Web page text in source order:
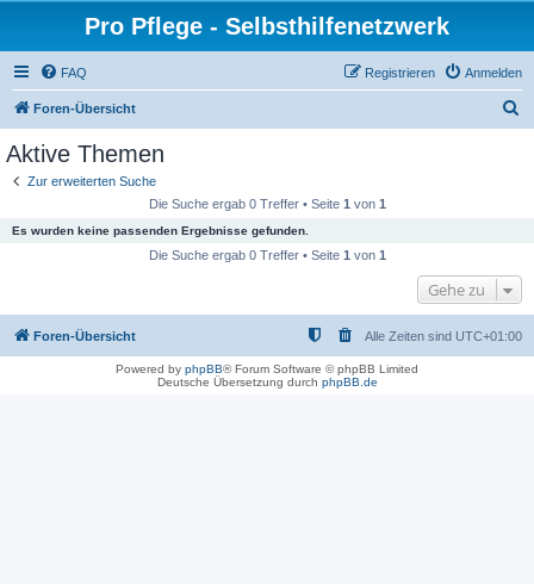
Pro Pflege - Selbsthilfenetzwerk
FAQ Anmelden
Registrieren
Foren-Übersicht
Aktive Themen
Zur erweiterten Suche
Die Suche ergab 0 Treffer • Seite 1 von 1
Es wurden keine passenden Ergebnisse gefunden.
Die Suche ergab 0 Treffer • Seite 1 von 1
Gehe zu
Foren-Übersicht Alle Zeiten sind UTC+01:00
Powered by phpBB® Forum Software © phpBB Limited
Deutsche Übersetzung durch phpBB.de